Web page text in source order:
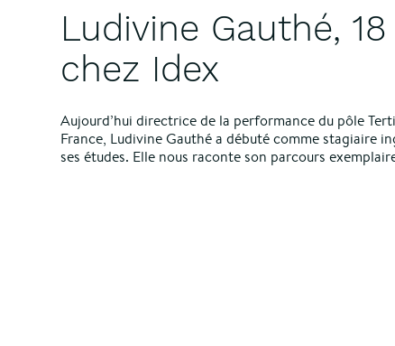
Ludivine Gauthé,
chez Idex
Aujourd’hui directrice de la performance du pôle
France, Ludivine Gauthé a débuté comme stagiaire
ses études. Elle nous raconte son parcours